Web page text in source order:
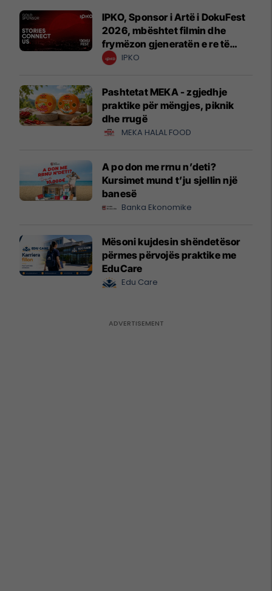
IPKO, Sponsor i Artë i DokuFest
2026, mbështet filmin dhe
frymëzon gjeneratën e re të
krijuesve
IPKO
Pashtetat MEKA - zgjedhje
praktike për mëngjes, piknik
dhe rrugë
MEKA HALAL FOOD
A po don me rrnu n’deti?
Kursimet mund t’ju sjellin një
banesë
Banka Ekonomike
Mësoni kujdesin shëndetësor
përmes përvojës praktike me
EduCare
Edu Care